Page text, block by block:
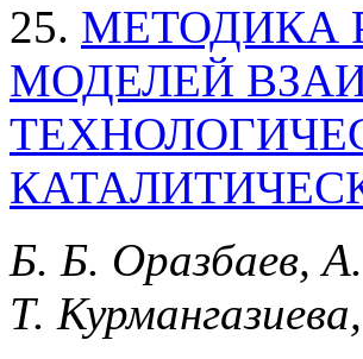
25. МЕТОДИКА
МОДЕЛЕЙ
Б. Б. Оразбаев,
Т.